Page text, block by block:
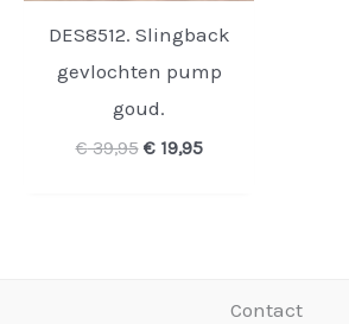
DES8512. Slingback
gevlochten pump
goud.
€39,95 Oorspronkelijke
€19,95Huidige
Contact